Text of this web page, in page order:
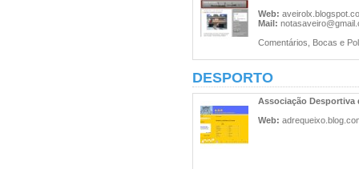
Web:
Mail:
Comentários, Bocas e
DESPORTO
Associação Desportiva
Web: